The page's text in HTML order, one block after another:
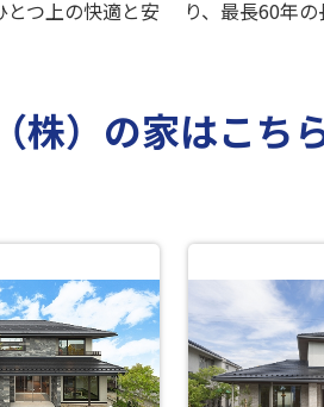
つ上の快適と安
り、最長60年の
株）の家はこち